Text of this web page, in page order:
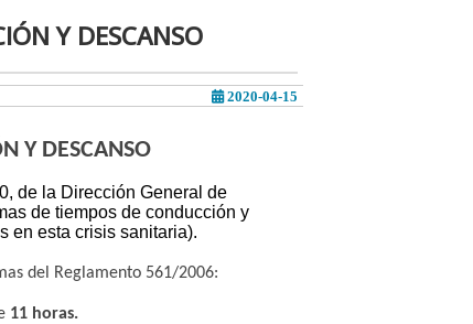
Y DESCANSO
2020-04-15
Y DESCANSO
de la Dirección General de
de tiempos de conducción y
en esta crisis sanitaria).
del Reglamento 561/2006:
11 horas.